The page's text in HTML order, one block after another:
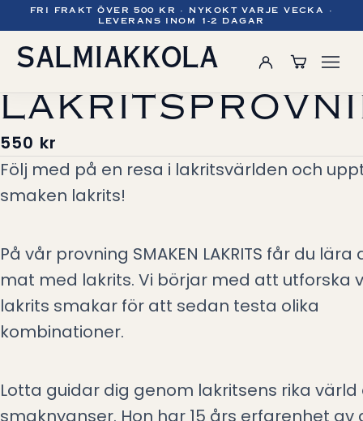
FRI FRAKT ÖVER 500 KR · NYKOKT VARJE VECKA ·
LEVERANS INOM 1-2 DAGAR
SALMIAKKOLA
550 kr
Följ med på en resa i lakritsvärlden och
smaken lakrits!
På vår provning SMAKEN LAKRITS får du
mat med lakrits. Vi börjar med att utforska
lakrits smakar för att sedan testa olika
kombinationer.
Lotta guidar dig genom lakritsens rika värld
smaknyanser. Hon har 15 års erfarenhet av